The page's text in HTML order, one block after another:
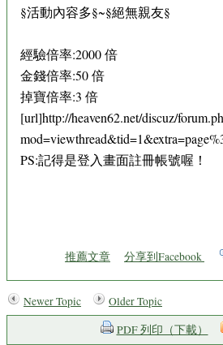
§活動內容多§~§絕無親友§
經驗倍率:2000 倍
金錢倍率:50 倍
掉寶倍率:3 倍
[url]http://heaven62.net/discuz/
PS:記得是登入畫面註冊帳號喔！
推薦文章 分享到Facebook
Newer Topic
Older Topic
PDF 列印（下載）